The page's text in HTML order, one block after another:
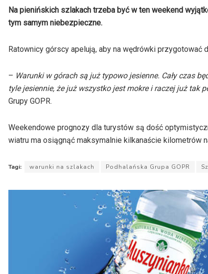
Na pienińskich szlakach trzeba być w ten weekend
tym samym niebezpieczne.
Ratownicy górscy apelują, aby na wędrówki przygotować
– Warunki w górach są już typowo jesienne. Cały czas
tyle jesiennie, że już wszystko jest mokre i raczej już tak
Grupy GOPR.
Weekendowe prognozy dla turystów są dość
wiatru ma osiągnąć maksymalnie kilkanaście kilometrów
Tagi: warunki na szlakach Podhalańska Grupa GOPR